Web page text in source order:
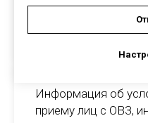
Информация об
приему лиц с ОВЗ,